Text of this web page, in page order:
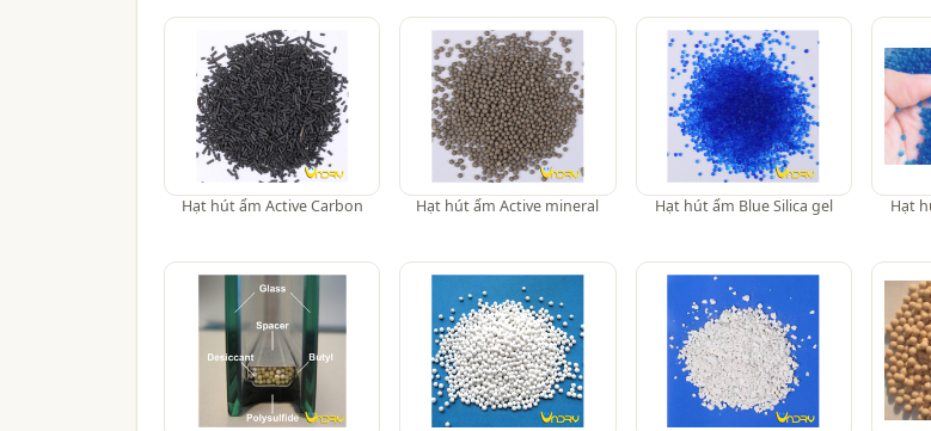
Hạt hút ẩm Active Carbon Hạt hút ẩm Active mineral Hạt hút ẩm Blue Silica gel Hạt